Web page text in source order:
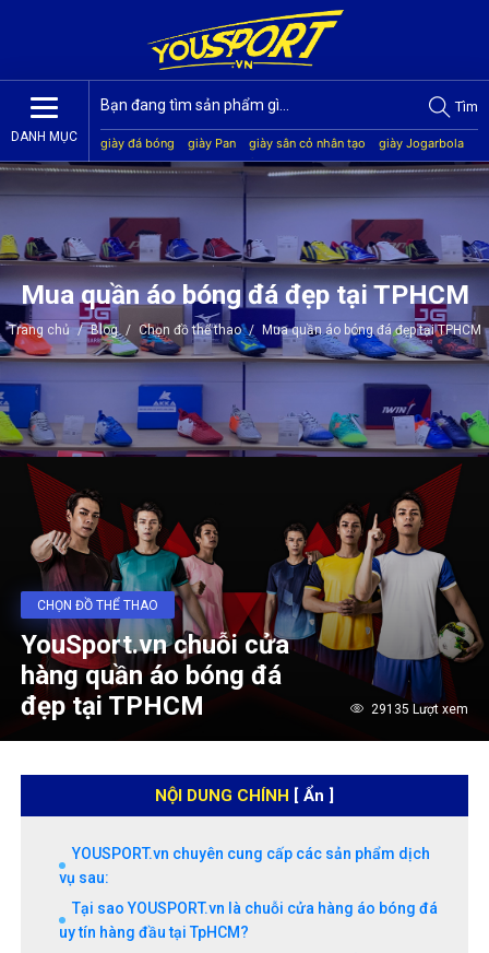
DANH MỤC
Tìm
giày đá bóng giày Pan giày sân cỏ nhân tạo
giày Jogarbola
giày Mitre
giày Akka quần áo bóng đá giày Kamito
Mua quần áo bóng đá đẹp tại TPHCM
Trang chủ / Blog / Chọn đồ thể thao / Mua quần áo bóng đá đẹp tại TPHCM
CHỌN ĐỒ THỂ THAO
YouSport.vn chuỗi cửa
hàng quần áo bóng đá
đẹp tại TPHCM
29135 Lượt xem
NỘI DUNG CHÍNH [ Ẩn ]
YOUSPORT.vn chuyên cung cấp các sản phẩm dịch
vụ sau:
Tại sao YOUSPORT.vn là chuỗi cửa hàng áo bóng đá
uy tín hàng đầu tại TpHCM?